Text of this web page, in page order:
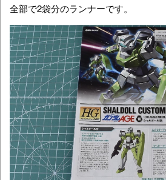
全部で2袋分のランナーです。